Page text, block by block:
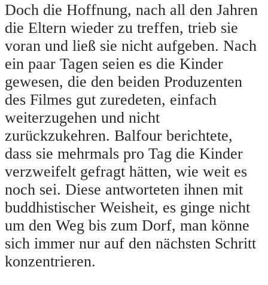
Doch die Hoffnung, nach all den Jahren
die Eltern wieder zu treffen, trieb sie
voran und ließ sie nicht aufgeben. Nach
ein paar Tagen seien es die Kinder
gewesen, die den beiden Produzenten
des Filmes gut zuredeten, einfach
weiterzugehen und nicht
zurückzukehren. Balfour berichtete,
dass sie mehrmals pro Tag die Kinder
verzweifelt gefragt hätten, wie weit es
noch sei. Diese antworteten ihnen mit
buddhistischer Weisheit, es ginge nicht
um den Weg bis zum Dorf, man könne
sich immer nur auf den nächsten Schritt
konzentrieren.